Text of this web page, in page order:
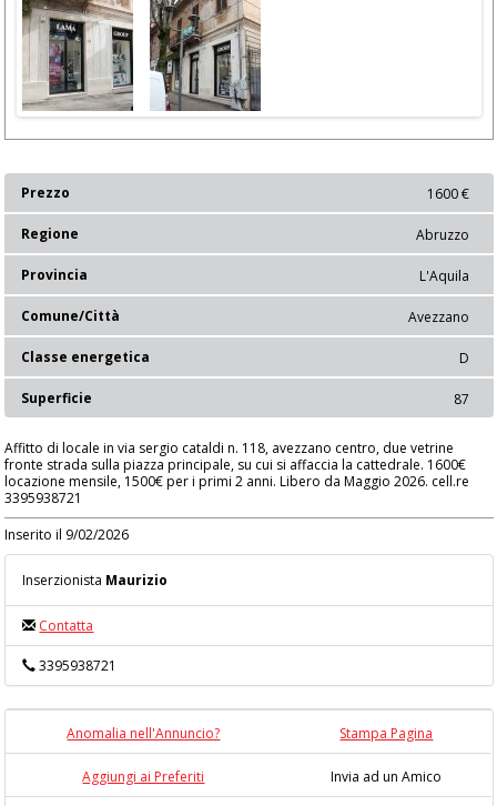
1600 €
Prezzo
Abruzzo
Regione
L'Aquila
Provincia
Avezzano
Comune/Città
D
Classe energetica
87
Superficie
Affitto di locale in via sergio cataldi n. 118, avezzano centro, due vetrine
fronte strada sulla piazza principale, su cui si affaccia la cattedrale. 1600€
locazione mensile, 1500€ per i primi 2 anni. Libero da Maggio 2026. cell.re
3395938721
Inserito il 9/02/2026
Inserzionista Maurizio
Contatta
3395938721
Anomalia nell'Annuncio? Stampa Pagina
Aggiungi ai Preferiti Invia ad un Amico